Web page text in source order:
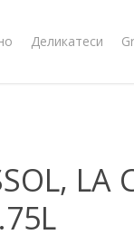
Деликатеси
LA